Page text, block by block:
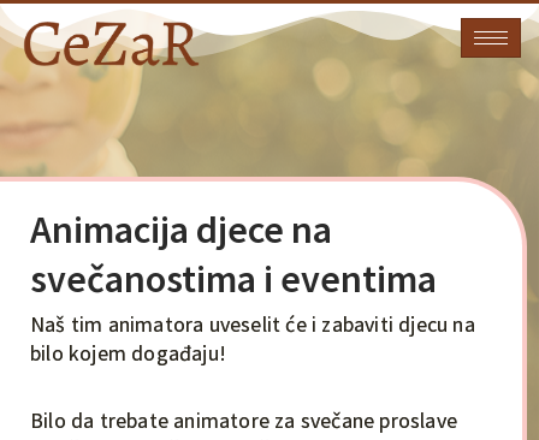
Skip
to
content
Animacija djece na
svečanostima i eventima
Naš tim animatora uveselit će i zabaviti djecu na
bilo kojem događaju!
Bilo da trebate animatore za svečane proslave